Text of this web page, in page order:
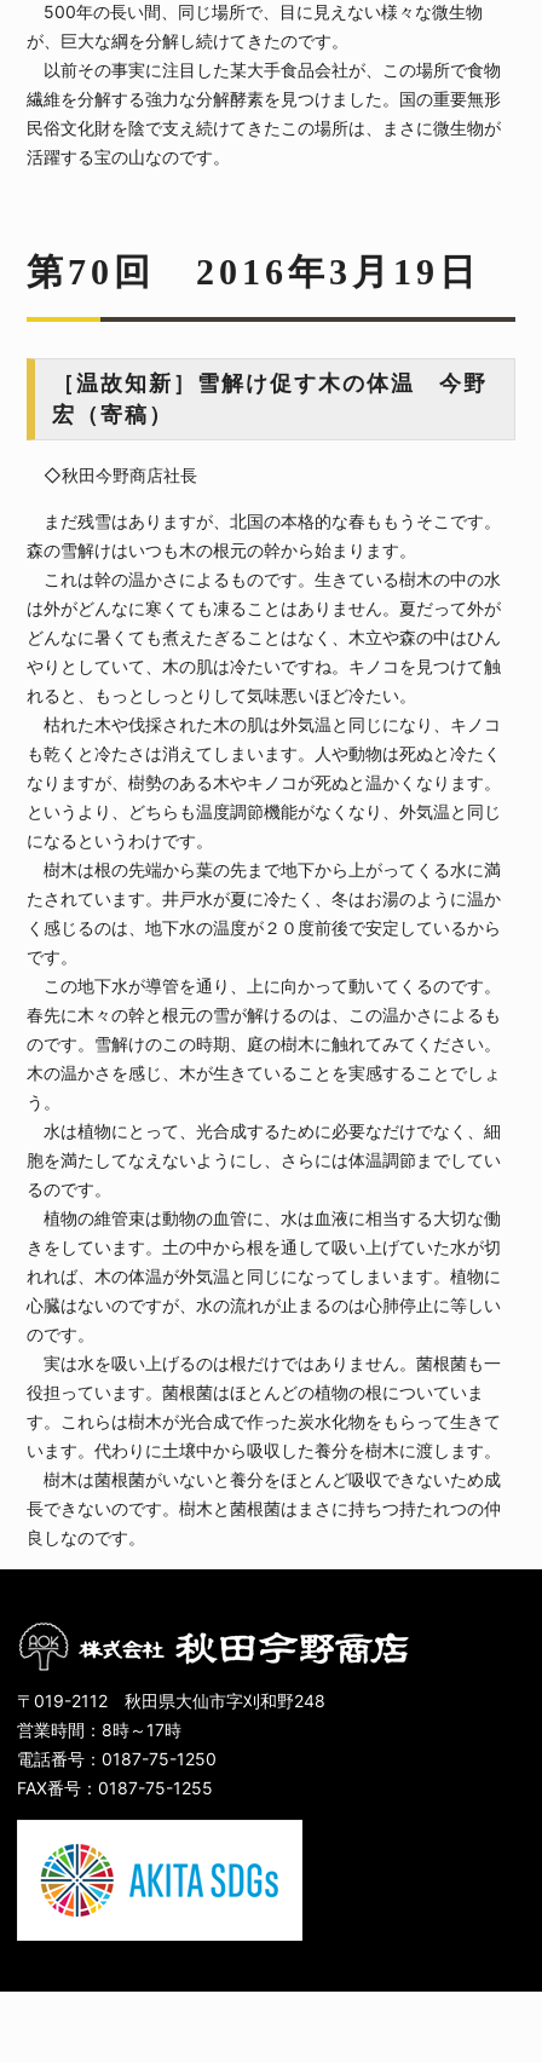
500年の長い間、同じ場所で、目に見えない様々な微生物
が、巨大な綱を分解し続けてきたのです。
以前その事実に注目した某大手食品会社が、この場所で食物
繊維を分解する強力な分解酵素を見つけました。国の重要無形
民俗文化財を陰で支え続けてきたこの場所は、まさに微生物が
活躍する宝の山なのです。
第70回 2016年3月19日
［温故知新］雪解け促す木の体温 今野
宏（寄稿）
◇秋田今野商店社長
まだ残雪はありますが、北国の本格的な春ももうそこです。
森の雪解けはいつも木の根元の幹から始まります。
これは幹の温かさによるものです。生きている樹木の中の水
は外がどんなに寒くても凍ることはありません。夏だって外が
どんなに暑くても煮えたぎることはなく、木立や森の中はひん
やりとしていて、木の肌は冷たいですね。キノコを見つけて触
れると、もっとしっとりして気味悪いほど冷たい。
枯れた木や伐採された木の肌は外気温と同じになり、キノコ
も乾くと冷たさは消えてしまいます。人や動物は死ぬと冷たく
なりますが、樹勢のある木やキノコが死ぬと温かくなります。
というより、どちらも温度調節機能がなくなり、外気温と同じ
になるというわけです。
樹木は根の先端から葉の先まで地下から上がってくる水に満
たされています。井戸水が夏に冷たく、冬はお湯のように温か
く感じるのは、地下水の温度が２０度前後で安定しているから
です。
この地下水が導管を通り、上に向かって動いてくるのです。
春先に木々の幹と根元の雪が解けるのは、この温かさによるも
のです。雪解けのこの時期、庭の樹木に触れてみてください。
木の温かさを感じ、木が生きていることを実感することでしょ
う。
水は植物にとって、光合成するために必要なだけでなく、細
胞を満たしてなえないようにし、さらには体温調節までしてい
るのです。
植物の維管束は動物の血管に、水は血液に相当する大切な働
きをしています。土の中から根を通して吸い上げていた水が切
れれば、木の体温が外気温と同じになってしまいます。植物に
心臓はないのですが、水の流れが止まるのは心肺停止に等しい
のです。
実は水を吸い上げるのは根だけではありません。菌根菌も一
役担っています。菌根菌はほとんどの植物の根についていま
す。これらは樹木が光合成で作った炭水化物をもらって生きて
います。代わりに土壌中から吸収した養分を樹木に渡します。
樹木は菌根菌がいないと養分をほとんど吸収できないため成
長できないのです。樹木と菌根菌はまさに持ちつ持たれつの仲
良しなのです。
〒019-2112 秋田県大仙市字刈和野248
営業時間：8時～17時
電話番号：0187-75-1250
FAX番号：0187-75-1255